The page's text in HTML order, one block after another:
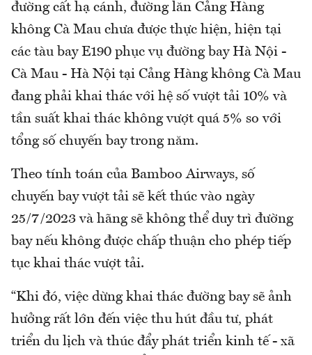
đường cất hạ cánh, đường lăn Cảng Hàng
không Cà Mau chưa được thực hiện, hiện tại
các tàu bay E190 phục vụ đường bay Hà Nội -
Cà Mau - Hà Nội tại Cảng Hàng không Cà Mau
đang phải khai thác với hệ số vượt tải 10% và
tần suất khai thác không vượt quá 5% so với
tổng số chuyến bay trong năm.
Theo tính toán của Bamboo Airways, số
chuyến bay vượt tải sẽ kết thúc vào ngày
25/7/2023 và hãng sẽ không thể duy trì đường
bay nếu không được chấp thuận cho phép tiếp
tục khai thác vượt tải.
“Khi đó, việc dừng khai thác đường bay sẽ ảnh
hưởng rất lớn đến việc thu hút đầu tư, phát
triển du lịch và thúc đẩy phát triển kinh tế - xã